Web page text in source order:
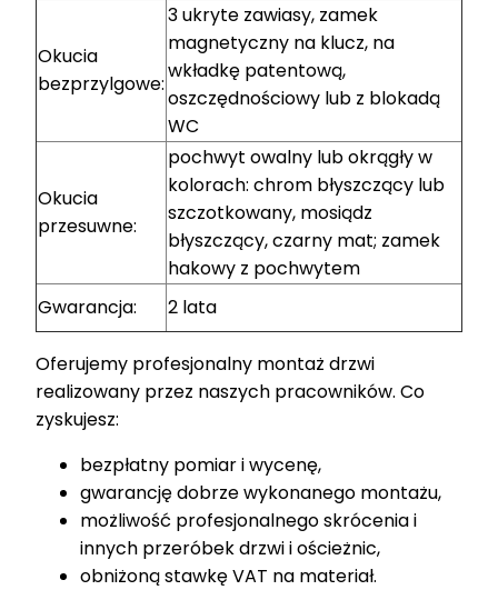
Okucia
bezprzylgowe:
3 ukryte zawiasy, zamek
magnetyczny na klucz, na
wkładkę patentową,
oszczędnościowy lub z blokadą
WC
Okucia
przesuwne:
pochwyt owalny lub okrągły w
kolorach: chrom błyszczący lub
szczotkowany, mosiądz
błyszczący, czarny mat; zamek
hakowy z pochwytem
Gwarancja:
2 lata
Oferujemy profesjonalny montaż drzwi
realizowany przez naszych pracowników. Co
zyskujesz:
bezpłatny pomiar i wycenę,
gwarancję dobrze wykonanego montażu,
możliwość profesjonalnego skrócenia i
innych przeróbek drzwi i ościeżnic,
obniżoną stawkę VAT na materiał.